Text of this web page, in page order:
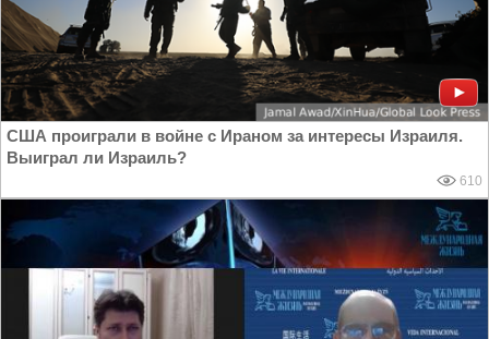
США проиграли в войне с Ираном за интересы Израиля.
Выиграл ли Израиль?
610